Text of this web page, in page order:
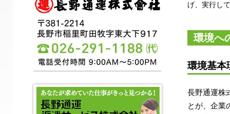
げ、実行し
環境へ
環境基本
長野通運株
とが、企業